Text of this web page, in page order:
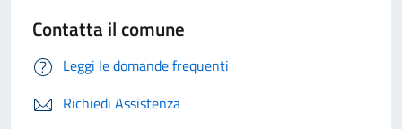
Contatta il comune
Leggi le domande frequenti
Richiedi Assistenza